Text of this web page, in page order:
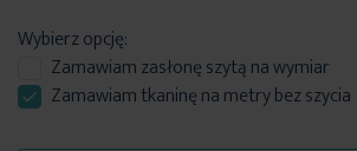
Wybierz opcję:
Zamawiamzasłonę szytąna wymiar
Zamawiam tkaninę na metry bez szycia